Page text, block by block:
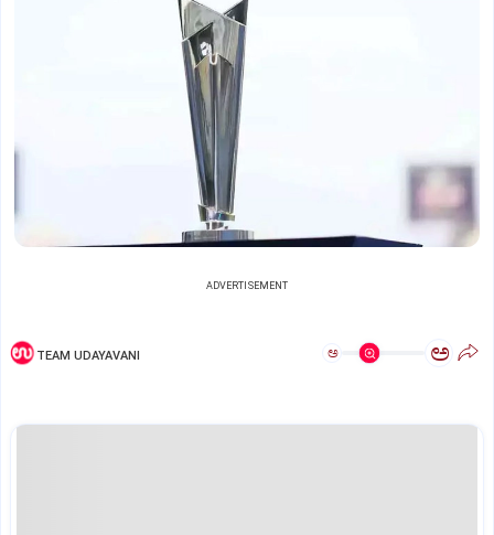
ADVERTISEMENT
TEAM UDAYAVANI ಅ ಅ